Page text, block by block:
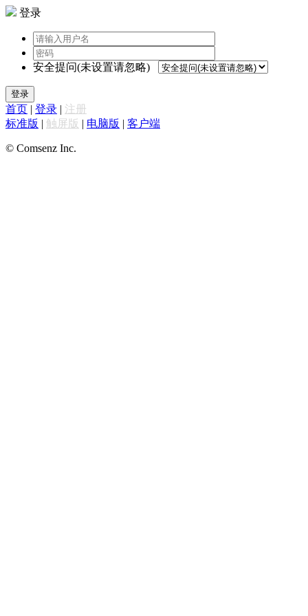
登录
安全提问(未设置请忽略)
登录
首页 | 登录 | 注册
标准版 | 触屏版 | 电脑版 | 客户端
© Comsenz Inc.